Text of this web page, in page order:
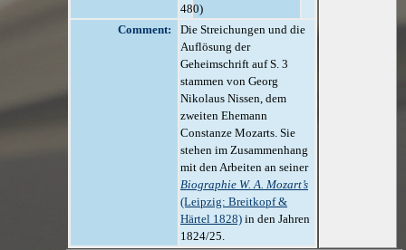
480)
Comment:
Die Streichungen und die
Auflösung der
Geheimschrift auf S. 3
stammen von Georg
Nikolaus Nissen, dem
zweiten Ehemann
Constanze Mozarts. Sie
stehen im Zusammenhang
mit den Arbeiten an seiner
Biographie W. A. Mozart’s
(Leipzig: Breitkopf &
Härtel 1828) in den Jahren
1824/25.